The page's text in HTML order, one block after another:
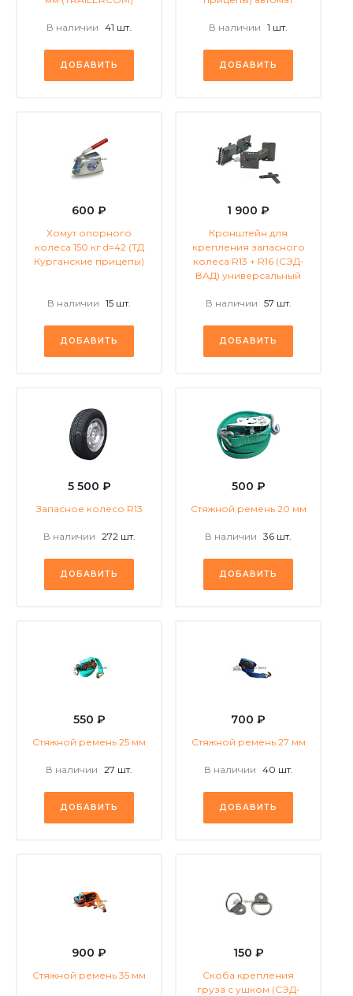
В наличии 41 шт.
ДОБАВИТЬ
В наличии 1 шт.
ДОБАВИТЬ
600 ₽
Хомут опорного
колеса 150 кг d=42 (ТД
Курганские прицепы)
В наличии 15 шт.
ДОБАВИТЬ
1 900 ₽
Кронштейн для
крепления запасного
колеса R13 + R16 (СЭД-
ВАД) универсальный
В наличии 57 шт.
ДОБАВИТЬ
5 500 ₽
Запасное колесо R13
В наличии 272 шт.
ДОБАВИТЬ
500 ₽
Стяжной ремень 20 мм
В наличии 36 шт.
ДОБАВИТЬ
550 ₽
Стяжной ремень 25 мм
В наличии 27 шт.
ДОБАВИТЬ
700 ₽
Стяжной ремень 27 мм
В наличии 40 шт.
ДОБАВИТЬ
900 ₽
Стяжной ремень 35 мм
150 ₽
Скоба крепления
груза с ушком (СЭД-